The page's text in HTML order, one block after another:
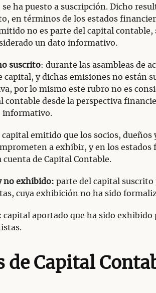
ha puesto a suscripción. Dicho
en términos de los estados
no es parte del capital contable,
un dato informativo.
suscrito: durante las asambleas de
capital, y dichas emisiones no están
por lo mismo este rubro no es
contable desde la perspectiva
informativo.
capital emitido que los socios, dueños
a exhibir, y en los estados
de Capital Contable.
no exhibido: parte del capital suscrito
cuya exhibición no ha sido
capital aportado que ha sido exhibido
de Capital